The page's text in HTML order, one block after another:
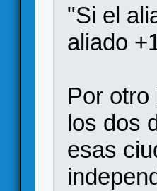
"Si el
aliado
Por otro
los dos
esas